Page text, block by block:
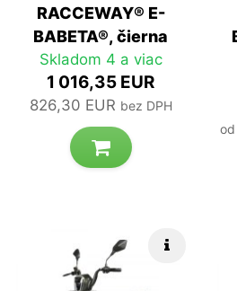
RACCEWAY® E-
BABETA®, čierna
Skladom 4 a viac
1 016,35 EUR
826,30 EUR bez DPH
od